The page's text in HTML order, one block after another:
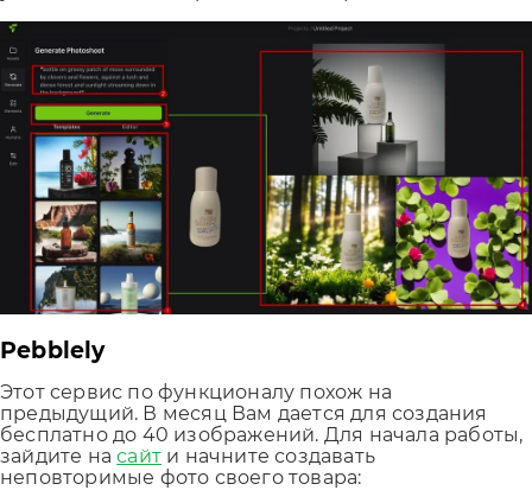
Pebblely
Этот сервис по функционалу похож на
предыдущий. В месяц Вам дается для создания
бесплатно до 40 изображений. Для начала работы,
зайдите насайт и начните создавать
неповторимые фото своего товара: